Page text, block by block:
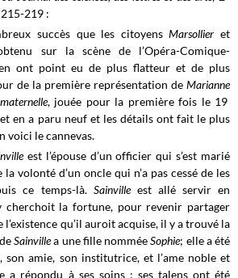
219 :
succès que les citoyensMarsollieret
sur la scène de l’Opéra-Comique-
ont point eu de plus flatteur et de plus
de la première représentation de Marianne
, jouée pour la première fois le 19
en a paru neuf et les détails ont fait le plus
voici le cannevas.
est l’épouse d’un officier qui s’est marié
volonté d’un oncle qui n’a pas cessé de les
ce temps-là. Sainvilleest allé servir en
la fortune, pour revenir partager
l’existence qu’il auroit acquise, il y a trouvé la
Sainvillea une fille nomméeSophie; elle a été
son amie, son institutrice, et l’ame noble et
a répondu à ses soins ; ses talens ont été